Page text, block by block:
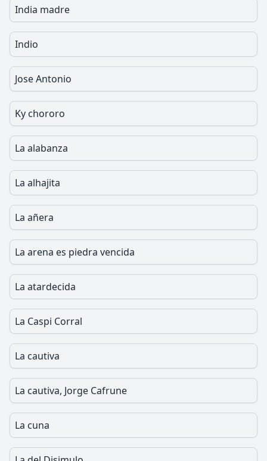
India madre
Indio
Jose Antonio
Ky chororo
La alabanza
La alhajita
La añera
La arena es piedra vencida
La atardecida
La Caspi Corral
La cautiva
La cautiva, Jorge Cafrune
La cuna